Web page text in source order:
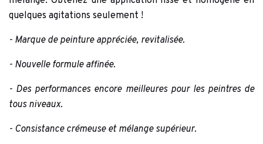
quelques agitations seulement !
- Marque de peinture appréciée, revitalisée.
- Nouvelle formule affinée.
- Des performances encore meilleures pour les peintres de
tous niveaux.
- Consistance crémeuse et mélange supérieur.